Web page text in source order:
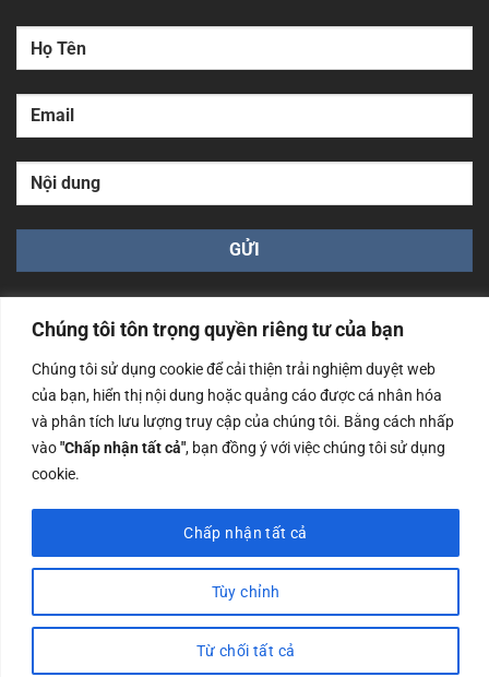
Chúng tôi tôn trọng quyền riêng tư của bạn
Chúng tôi sử dụng cookie để cải thiện trải nghiệm duyệt web
của bạn, hiển thị nội dung hoặc quảng cáo được cá nhân hóa
và phân tích lưu lượng truy cập của chúng tôi. Bằng cách nhấp
vào"Chấp nhận tất cả", bạn đồng ý với việc chúng tôi sử dụng
cookie.
Tùy chỉnh
Từ chối tất cả
Chấp nhận tất cả
Công ty TNHH Nam Bình Xương - Số ĐKKD: 0108783483
cấp ngày 14/06/2019 bởi Sở Kế Hoạch và Đầu Tư Tp. Hà
Nội
Copyrights @2023 Nam Binh Xuong. All Rights Reserved